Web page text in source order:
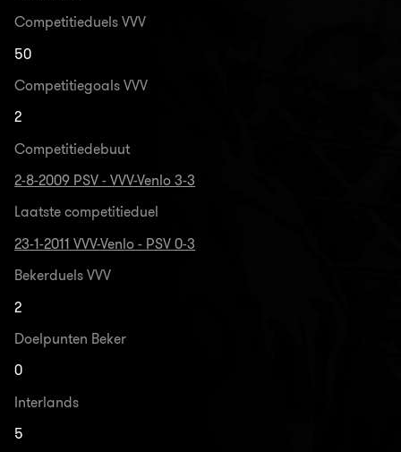
Competitieduels VVV
50
Competitiegoals VVV
2
Competitiedebuut
2-8-2009 PSV - VVV-Venlo 3-3
Laatste competitieduel
23-1-2011 VVV-Venlo - PSV 0-3
Bekerduels VVV
2
Doelpunten Beker
0
Interlands
5